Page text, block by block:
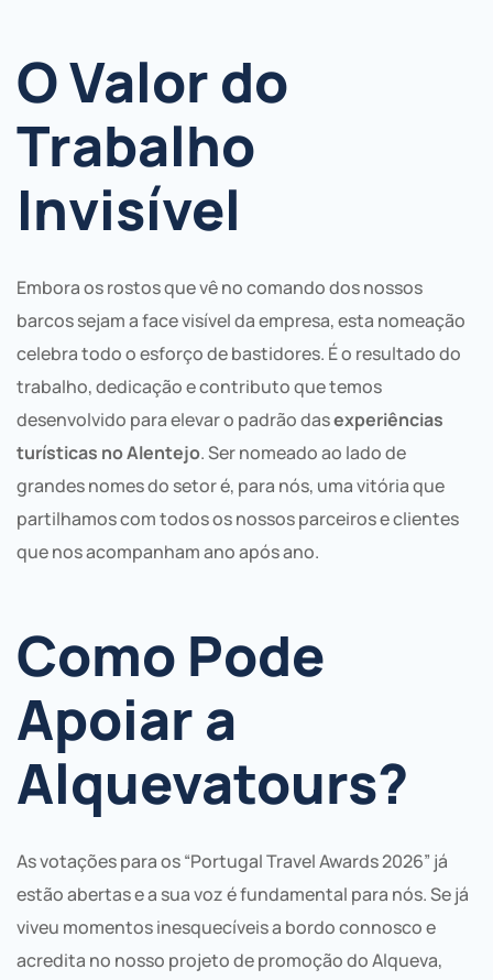
O Valor do
Trabalho
Invisível
Embora os rostos que vê no comando dos nossos
barcos sejam a face visível da empresa, esta nomeação
celebra todo o esforço de bastidores. É o resultado do
trabalho, dedicação e contributo que temos
desenvolvido para elevar o padrão dasexperiências
turísticas no Alentejo. Ser nomeado ao lado de
grandes nomes do setor é, para nós, uma vitória que
partilhamos com todos os nossos parceiros e clientes
que nos acompanham ano após ano.
Como Pode
Apoiar a
Alquevatours?
As votações para os “Portugal Travel Awards 2026” já
estão abertas e a sua voz é fundamental para nós. Se já
viveu momentos inesquecíveis a bordo connosco e
acredita no nosso projeto de promoção do Alqueva,